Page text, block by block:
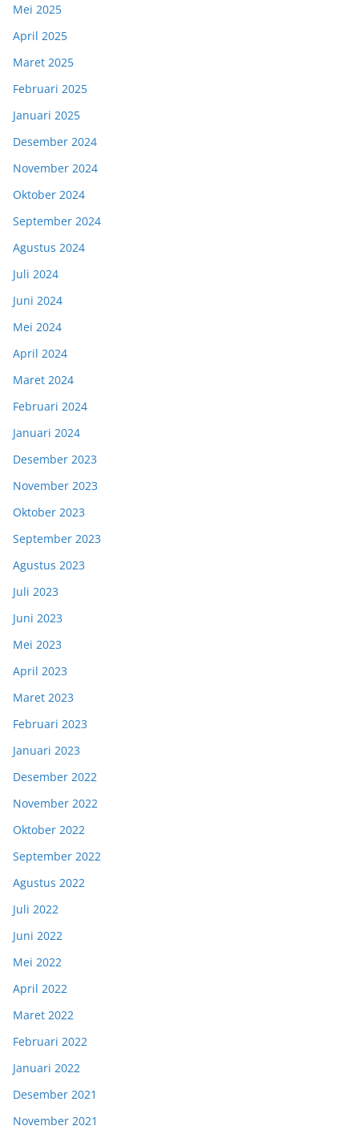
Mei 2025
April 2025
Maret 2025
Februari 2025
Januari 2025
Desember 2024
November 2024
Oktober 2024
September 2024
Agustus 2024
Juli 2024
Juni 2024
Mei 2024
April 2024
Maret 2024
Februari 2024
Januari 2024
Desember 2023
November 2023
Oktober 2023
September 2023
Agustus 2023
Juli 2023
Juni 2023
Mei 2023
April 2023
Maret 2023
Februari 2023
Januari 2023
Desember 2022
November 2022
Oktober 2022
September 2022
Agustus 2022
Juli 2022
Juni 2022
Mei 2022
April 2022
Maret 2022
Februari 2022
Januari 2022
Desember 2021
November 2021